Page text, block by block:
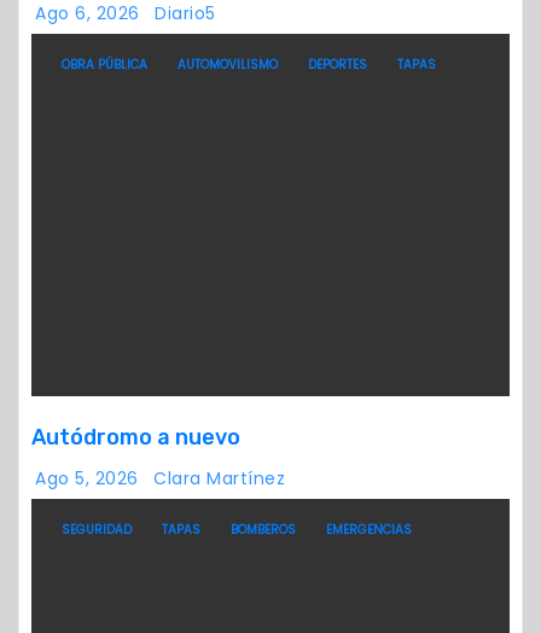
Ago 6, 2026 Diario5
OBRA PÚBLICA AUTOMOVILISMO DEPORTES TAPAS
Autódromo a nuevo
Ago 5, 2026 Clara Martínez
SEGURIDAD TAPAS BOMBEROS EMERGENCIAS